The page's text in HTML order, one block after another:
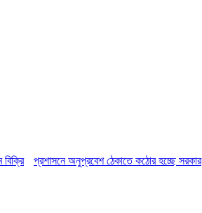
প্রশাসনে অনুপ্রবেশ ঠেকাতে কঠোর হচ্ছে সরকার